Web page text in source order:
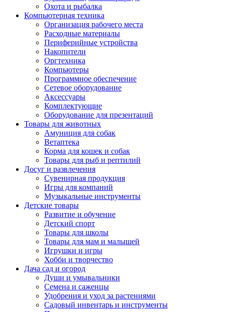
Охота и рыбалка
Компьютерная техника
Организация рабочего места
Расходные материалы
Периферийные устройства
Накопители
Оргтехника
Компьютеры
Программное обеспечение
Сетевое оборудование
Аксессуары
Комплектующие
Оборудование для презентаций
Товары для животных
Амуниция для собак
Ветаптека
Корма для кошек и собак
Товары для рыб и рептилий
Досуг и развлечения
Сувенирная продукция
Игры для компаний
Музыкальные инструменты
Детские товары
Развитие и обучение
Детский спорт
Товары для школы
Товары для мам и малышей
Игрушки и игры
Хобби и творчество
Дача сад и огород
Души и умывальники
Семена и саженцы
Удобрения и уход за растениями
Садовый инвентарь и инструменты